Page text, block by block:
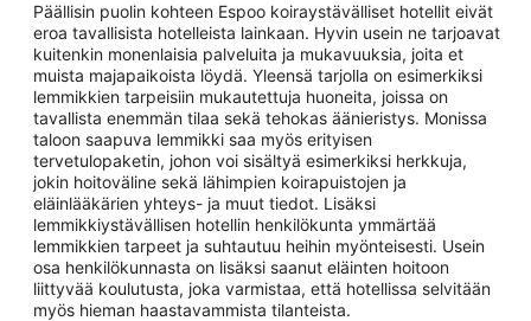
Päällisin puolin kohteen Espoo koiraystävälliset hotellit eivät
eroa tavallisista hotelleista lainkaan. Hyvin usein ne tarjoavat
kuitenkin monenlaisia palveluita ja mukavuuksia, joita et
muista majapaikoista löydä. Yleensä tarjolla on esimerkiksi
lemmikkien tarpeisiin mukautettuja huoneita, joissa on
tavallista enemmän tilaa sekä tehokas äänieristys. Monissa
taloon saapuva lemmikki saa myös erityisen
tervetulopaketin, johon voi sisältyä esimerkiksi herkkuja,
jokin hoitoväline sekä lähimpien koirapuistojen ja
eläinlääkärien yhteys- ja muut tiedot. Lisäksi
lemmikkiystävällisen hotellin henkilökunta ymmärtää
lemmikkien tarpeet ja suhtautuu heihin myönteisesti. Usein
osa henkilökunnasta on lisäksi saanut eläinten hoitoon
liittyvää koulutusta, joka varmistaa, että hotellissa selvitään
myös hieman haastavammista tilanteista.